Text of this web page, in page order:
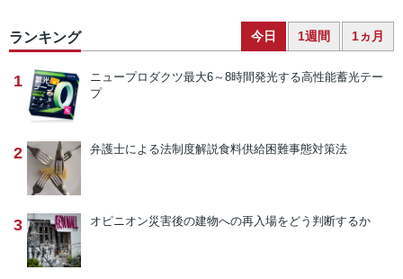
ランキング 今日 1週間 1ヵ月
1 ニュープロダクツ最大6～8時間発光する高性能蓄光テー
プ
2 弁護士による法制度解説食料供給困難事態対策法
3 オピニオン災害後の建物への再入場をどう判断するか